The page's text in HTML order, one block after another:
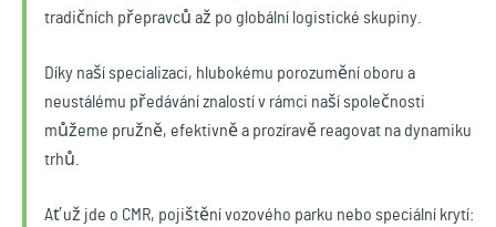
tradičních přepravců až po globální logistické skupiny.
Díky naší specializaci, hlubokému porozumění oboru a
neustálému předávání znalostí v rámci naší společnosti
můžeme pružně, efektivně a prozíravě reagovat na dynamiku
trhů.
Ať už jde o CMR, pojištění vozového parku nebo speciální krytí: